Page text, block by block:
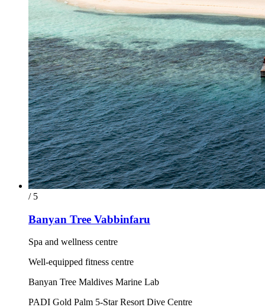
/ 5
Banyan Tree Vabbinfaru
Spa and wellness centre
Well-equipped fitness centre
Banyan Tree Maldives Marine Lab
PADI Gold Palm 5-Star Resort Dive Centre